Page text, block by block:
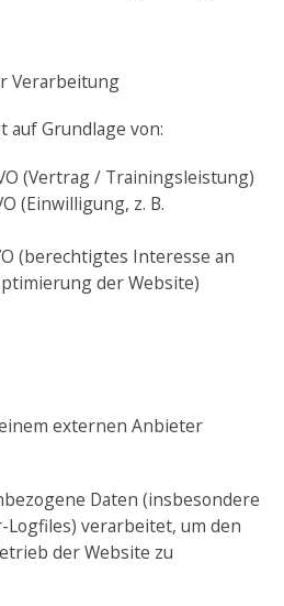
Verarbeitung
Grundlage von:
(Vertrag / Trainingsleistung)
(Einwilligung, z. B.
(berechtigtes Interesse an
der Website)
externen Anbieter
Daten (insbesondere
Logfiles) verarbeitet, um den
der Website zu